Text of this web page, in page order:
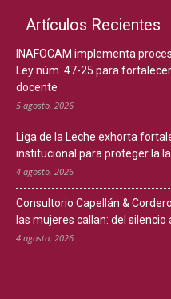
Artículos Recientes
INAFOCAM implementa
Ley núm. 47-25 para
docente
5 agosto, 2026
Liga de la Leche exhorta
institucional para proteger la
4 agosto, 2026
Consultorio Capellán &
las mujeres callan: del silencio
4 agosto, 2026